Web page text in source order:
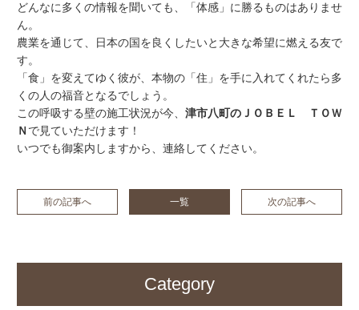
どんなに多くの情報を聞いても、「体感」に勝るものはありませ
ん。
農業を通じて、日本の国を良くしたいと大きな希望に燃える友で
す。
「食」を変えてゆく彼が、本物の「住」を手に入れてくれたら多
くの人の福音となるでしょう。
この呼吸する壁の施工状況が今、 津市八町のＪＯＢＥＬ ＴＯＷ
Ｎ で見ていただけます！
いつでも御案内しますから、連絡してください。
前の記事へ 一覧 次の記事へ
Category